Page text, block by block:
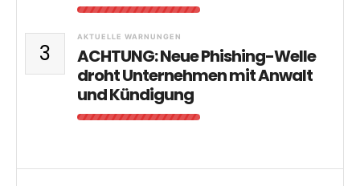
3
AKTUELLE WARNUNGEN
ACHTUNG: Neue Phishing-Welle
droht Unternehmen mit Anwalt
und Kündigung